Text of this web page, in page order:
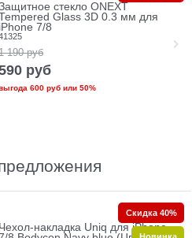
стекло ONEXT
Glass 3D 0.3 мм для
iPhone 7/8
190 руб
руб
600 рубили 50%
Чехол-накладка Uniq для iPhone
Скидка 40%